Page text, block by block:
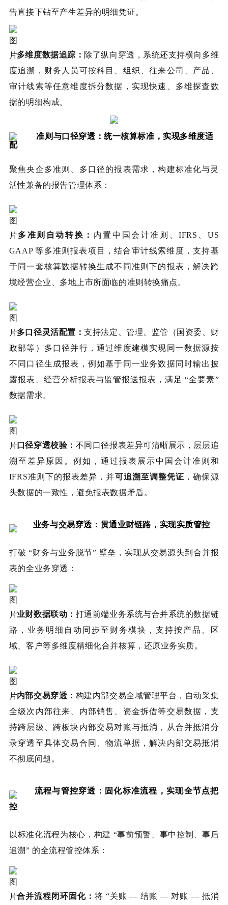
告直接下钻至产生差异的明细凭证。
多维度数据追踪： 除了纵向穿透，系统还支持横向多维
度追溯，财务人员可按科目、组织、往来公司、产品、
审计线索等任意维度拆分数据，实现快速、多维探查数
据的明细构成。
准则与口径穿透：统一核算标准，实现多维度适
配
聚焦央企多准则、多口径的报表需求，构建标准化与灵
活性兼备的报告管理体系：
多准则自动转换： 内置中国会计准则、IFRS、US
GAAP 等多准则报表项目，结合审计线索维度，支持基
于同一套核算数据转换生成不同准则下的报表，解决跨
境经营企业、多地上市所面临的准则转换痛点。
多口径灵活配置：支持法定、管理、监管（国资委、财
政部等）多口径并行，通过维度建模实现同一数据源按
不同口径生成报表，例如基于同一业务数据同时输出披
露报表、经营分析报表与监管报送报表，满足 “全要素”
数据需求。
口径穿透校验： 不同口径报表差异可清晰展示，层层追
溯至差异原因。例如，通过报表展示中国会计准则和
IFRS准则下的报表差异，并可追溯至调整凭证 ，确保源
头数据的一致性，避免报表数据矛盾。
业务与交易穿透：贯通业财链路，实现实质管控
打破 “财务与业务脱节” 壁垒，实现从交易源头到合并报
表的全业务穿透：
业财数据联动： 打通前端业务系统与合并系统的数据链
路，业务明细自动同步至财务模块，支持按产品、区
域、客户等多维度精细化合并核算，还原业务实质。
内部交易穿透： 构建内部交易全域管理平台，自动采集
全级次内部往来、内部销售、资金拆借等交易数据，支
持跨层级、跨板块内部交易对账与抵消，从合并抵消分
录穿透至具体交易合同、物流单据，解决内部交易抵消
不彻底问题。
流程与管控穿透：固化标准流程，实现全节点把
控
以标准化流程为核心，构建 “事前预警、事中控制、事后
追溯” 的全流程管控体系：
合并流程闭环固化： 将 “关账 — 结账 — 对账 — 抵消